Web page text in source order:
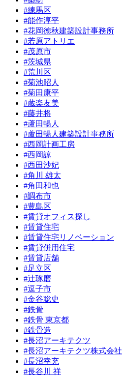
#練馬区
#能作淳平
#花岡徳秋建築設計事務所
#若原アトリエ
#茂原市
#茨城県
#荒川区
#菊池昭人
#菊田康平
#蔵楽友美
#藤井将
#蘆田暢人
#蘆田暢人建築設計事務所
#西岡計画工房
#西岡諒
#西田沙妃
#角川 雄太
#角田和也
#調布市
#豊島区
#賃貸オフィス探し
#賃貸住宅
#賃貸住宅リノベーション
#賃貸併用住宅
#賃貸店舗
#足立区
#辻琢磨
#逗子市
#金谷聡史
#鉄骨
#鉄骨 東京都
#鉄骨造
#長沼アーキテクツ
#長沼アーキテクツ株式会社
#長沼幸充
#長谷川 祥